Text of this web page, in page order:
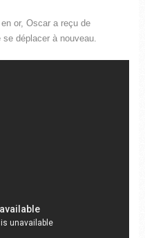
or, Oscar a reçu de
déplacer à nouveau.